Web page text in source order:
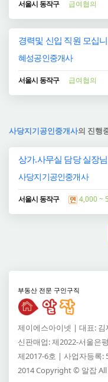
서울시 동작구 급여협의
경력및 신입 직원 모십
혜성공인중개사
서울시 동작구 급여협의
사당지기공인중개사의 진행
상가.사무실 담당 실장
사당지기공인중개사
서울시 동작구 4,000 ~
부동산 전문 구인구직
제이에스아이넷 | 대표:
신판매업: 제2022-서울은
제2017-6호 | 사업자등록:
2014 Copyright © 알잡